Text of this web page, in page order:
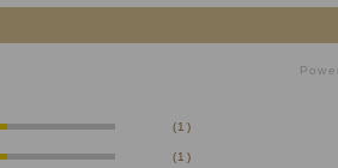
(1)
(1)